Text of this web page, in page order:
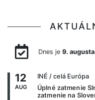
Dnes je 9. augusta
12
AUG
INÉ / celá Európa
Úplné zatmenie
zatmenie na